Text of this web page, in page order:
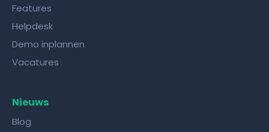
Features
Helpdesk
Demo inplannen
Vacatures
Nieuws
Blog